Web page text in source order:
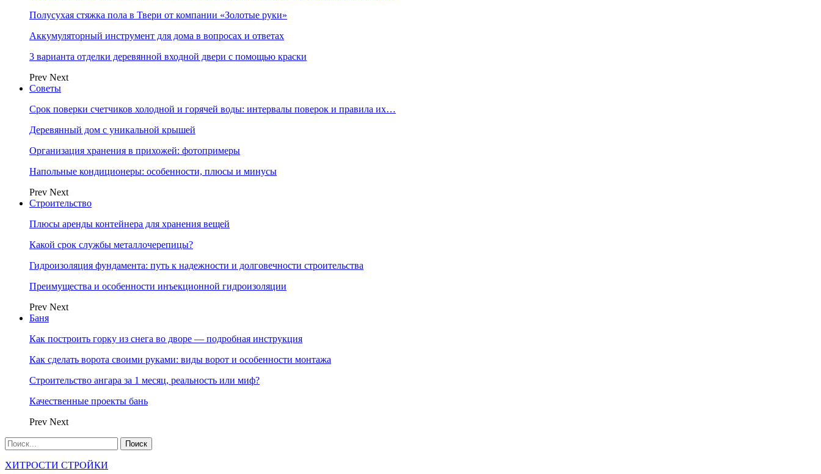
Полусухая стяжка пола в Твери от компании «Золотые руки»
Аккумуляторный инструмент для дома в вопросах и ответах
3 варианта отделки деревянной входной двери с помощью краски
Prev Next
Советы
Срок поверки счетчиков холодной и горячей воды: интервалы поверок и правила их…
Деревянный дом с уникальной крышей
Организация хранения в прихожей: фотопримеры
Напольные кондиционеры: особенности, плюсы и минусы
Prev Next
Строительство
Плюсы аренды контейнера для хранения вещей
Какой срок службы металлочерепицы?
Гидроизоляция фундамента: путь к надежности и долговечности строительства
Преимущества и особенности инъекционной гидроизоляции
Prev Next
Баня
Как построить горку из снега во дворе — подробная инструкция
Как сделать ворота своими руками: виды ворот и особенности монтажа
Строительство ангара за 1 месяц, реальность или миф?
Качественные проекты бань
Prev Next
ХИТРОСТИ СТРОЙКИ